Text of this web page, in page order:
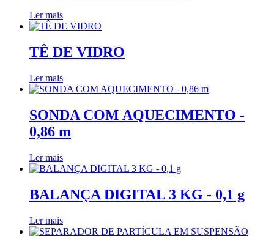
Ler mais
TÊ DE VIDRO
Ler mais
SONDA COM AQUECIMENTO -
0,86 m
Ler mais
BALANÇA DIGITAL 3 KG - 0,1 g
Ler mais